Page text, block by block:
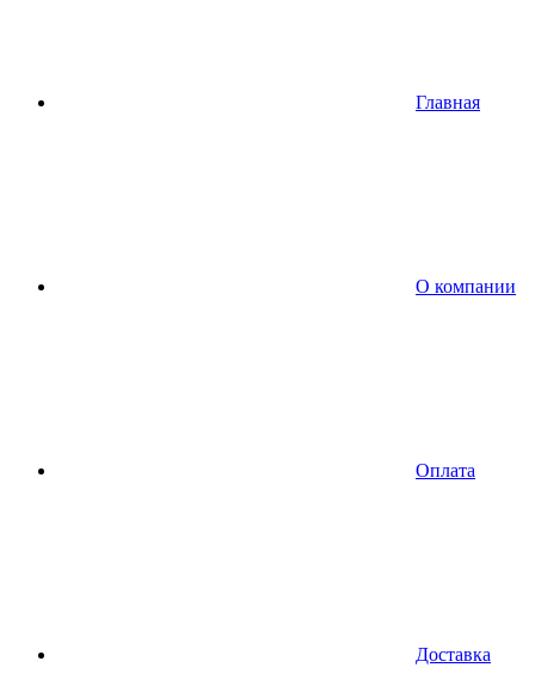
Главная
О компании
Оплата
Доставка